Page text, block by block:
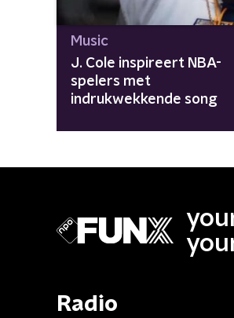
Music
J. Cole inspireert NBA-
spelers met
indrukwekkende song
Radio